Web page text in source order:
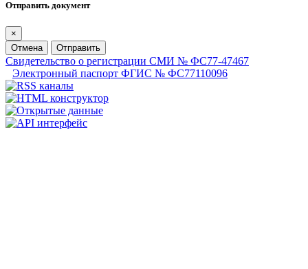
Отправить документ
×
Отмена
Отправить
Свидетельство о регистрации СМИ № ФС77-47467
Электронный паспорт ФГИС № ФС77110096